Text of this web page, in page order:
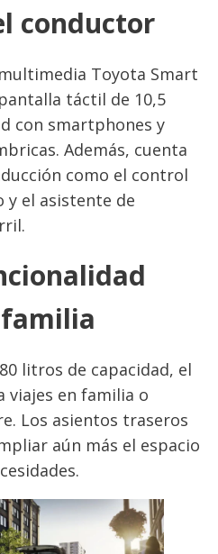
conductor
Toyota Smart
táctil de 10,5
con smartphones y
Además, cuenta
como el control
y el asistente de
litros de capacidad, el
viajes en familia o
Los asientos traseros
aún más el espacio